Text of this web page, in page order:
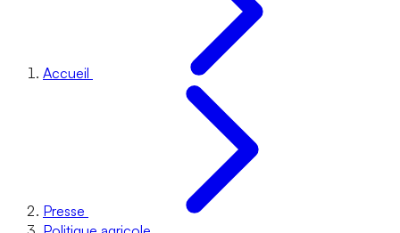
Accueil
Presse